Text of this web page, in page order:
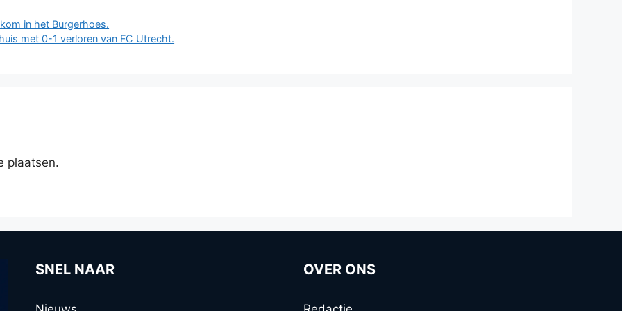
in het Burgerhoes.
met 0-1 verloren van FC Utrecht.
plaatsen.
SNEL NAAR OVER ONS